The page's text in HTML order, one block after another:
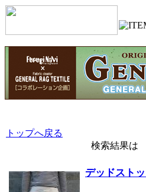
トップへ戻る
検索結果は
デッドスト